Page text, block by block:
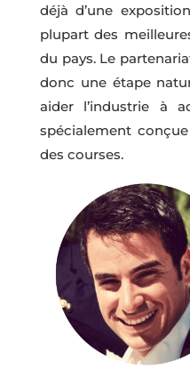
déjà d’une
plupart des
du pays. Le
donc une étape
aider l’industrie à
spécialement
des courses.